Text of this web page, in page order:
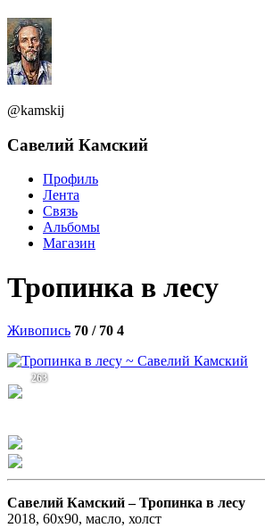
@kamskij
Савелий Камский
Профиль
Лента
Связь
Альбомы
Магазин
Тропинка в лесу
Живопись 70 / 70 4
263
Савелий Камский –Тропинка в лесу
2018, 60х90, масло, холст